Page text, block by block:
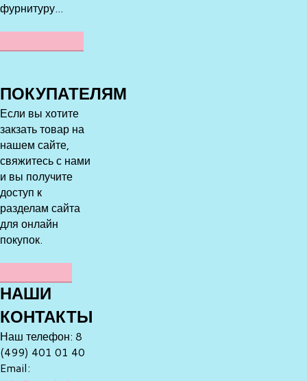
фурнитуру...
ПОКУПАТЕЛЯМ
Если вы хотите
закзать товар на
нашем сайте,
свяжитесь с нами
и вы получите
доступ к
разделам сайта
для онлайн
покупок.
НАШИ
КОНТАКТЫ
Наш телефон: 8
(499) 401 01 40
Email: